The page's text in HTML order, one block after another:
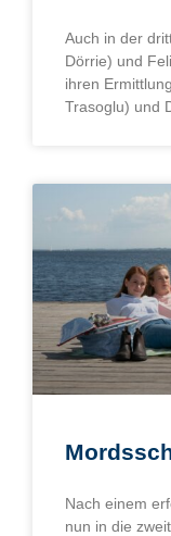
Auch in der
Dörrie) und
ihren
Trasoglu) und
Nach einem
nun in die